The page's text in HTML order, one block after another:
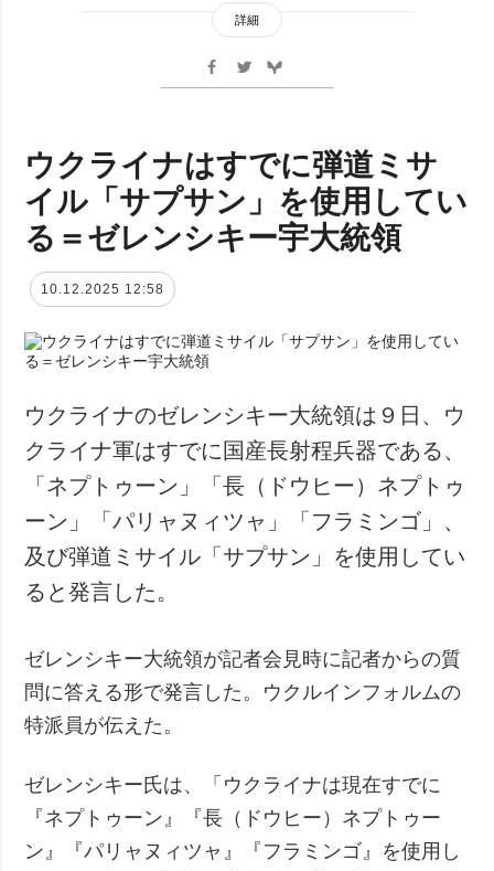
詳細
ウクライナはすでに弾道ミサ
イル「サプサン」を使用してい
る＝ゼレンシキー宇大統領
10.12.2025 12:58
ウクライナのゼレンシキー大統領は９日、ウ
クライナ軍はすでに国産長射程兵器である、
「ネプトゥーン」「長（ドウヒー）ネプトゥ
ーン」「パリャヌィツャ」「フラミンゴ」、
及び弾道ミサイル「サプサン」を使用してい
ると発言した。
ゼレンシキー大統領が記者会見時に記者からの質
問に答える形で発言した。ウクルインフォルムの
特派員が伝えた。
ゼレンシキー氏は、「ウクライナは現在すでに
『ネプトゥーン』『長（ドウヒー）ネプトゥー
ン』『パリャヌィツャ』『フラミンゴ』を使用し